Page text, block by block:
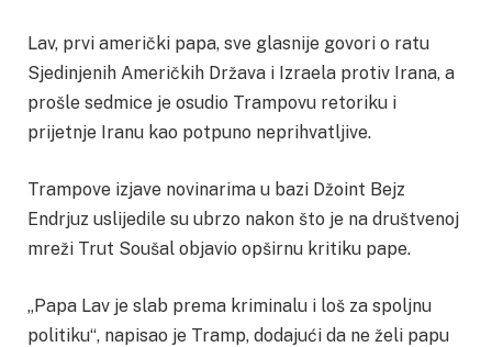
Lav, prvi američki papa, sve glasnije govori o ratu
Sjedinjenih Američkih Država i Izraela protiv Irana, a
prošle sedmice je osudio Trampovu retoriku i
prijetnje Iranu kao potpuno neprihvatljive.
Trampove izjave novinarima u bazi Džoint Bejz
Endrjuz uslijedile su ubrzo nakon što je na društvenoj
mreži Trut Soušal objavio opširnu kritiku pape.
„Papa Lav je slab prema kriminalu i loš za spoljnu
politiku“, napisao je Tramp, dodajući da ne želi papu